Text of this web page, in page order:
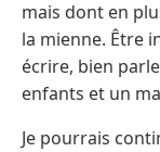
mais dont en
la mienne. Être
écrire, bien
enfants et un
Je pourrais